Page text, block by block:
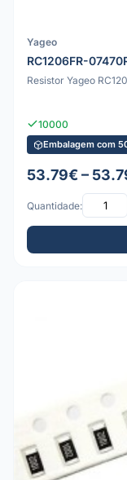
Yageo
RC1206FR-
Resistor Yageo
10000
Embalagem com
53.79€ –
Quantidade: